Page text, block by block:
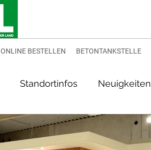
ONLINE BESTELLEN BETONTANKSTELLE
Standortinfos Neuigkeiten